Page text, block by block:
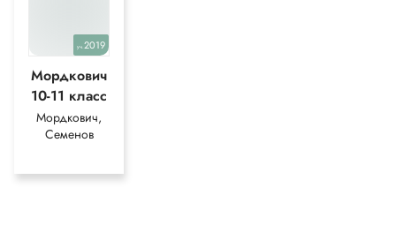
уч.2019
Мордкович
10-11 класс
Мордкович,
Семенов